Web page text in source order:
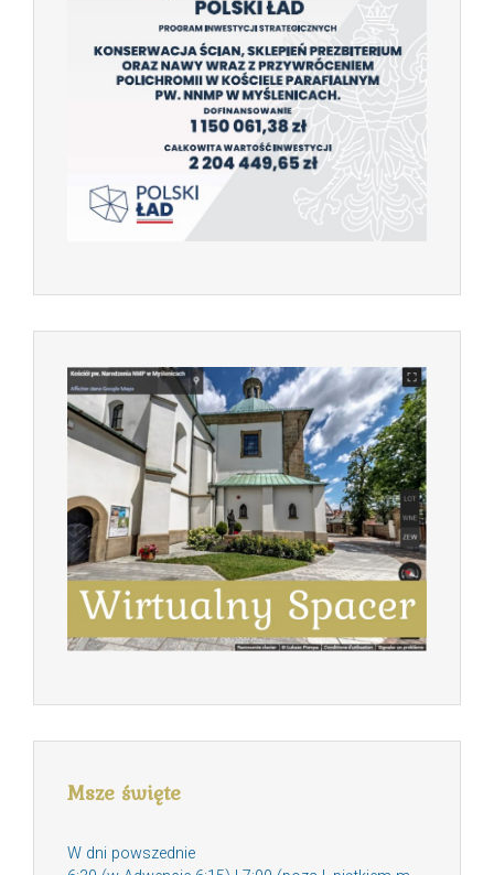
Msze święte
W dni powszednie